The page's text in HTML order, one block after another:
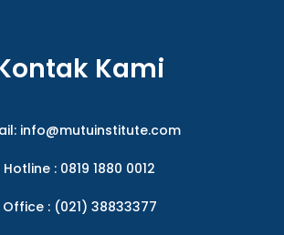
Kami
info@mutuinstitute.com
Hotline : 0819 1880 0012
Office : (021) 38833377